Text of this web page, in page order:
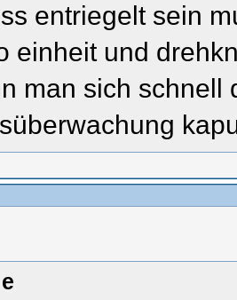
entriegelt sein
einheit und
man sich schnell